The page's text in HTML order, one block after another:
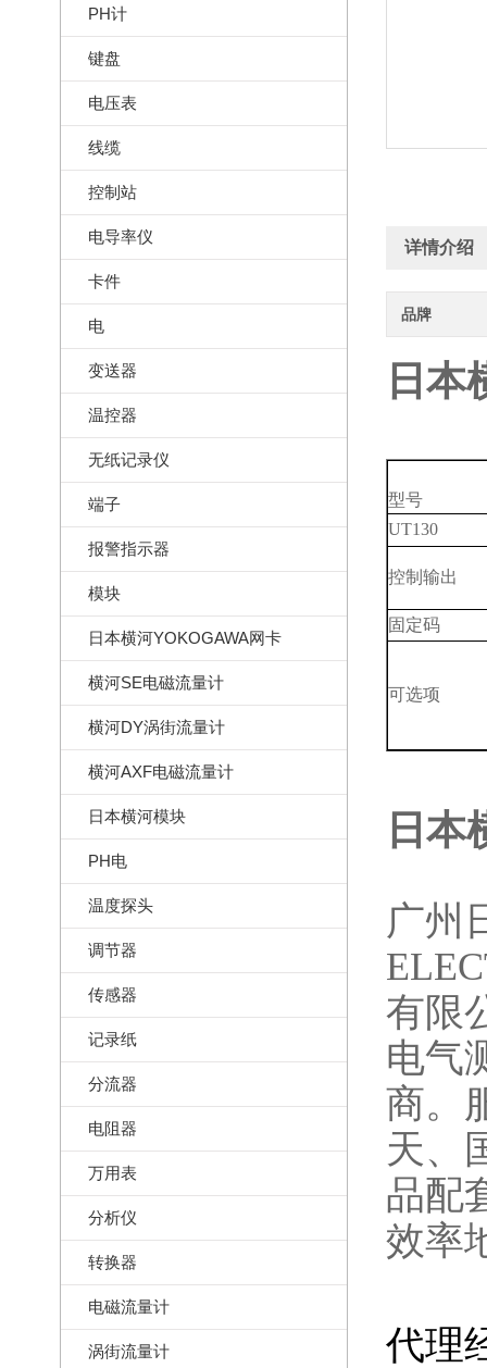
PH计
键盘
电压表
线缆
控制站
电导率仪
卡件
电
变送器
温控器
无纸记录仪
端子
报警指示器
模块
日本横河YOKOGAWA网卡
横河SE电磁流量计
横河DY涡街流量计
横河AXF电磁流量计
日本横河模块
PH电
温度探头
调节器
传感器
记录纸
分流器
电阻器
万用表
分析仪
转换器
电磁流量计
涡街流量计
详情介绍
品牌
日本
型号
UT130
控制输出
固定码
可选项
日本
广州
有限
电气
商。
天、
品配
效率
代理